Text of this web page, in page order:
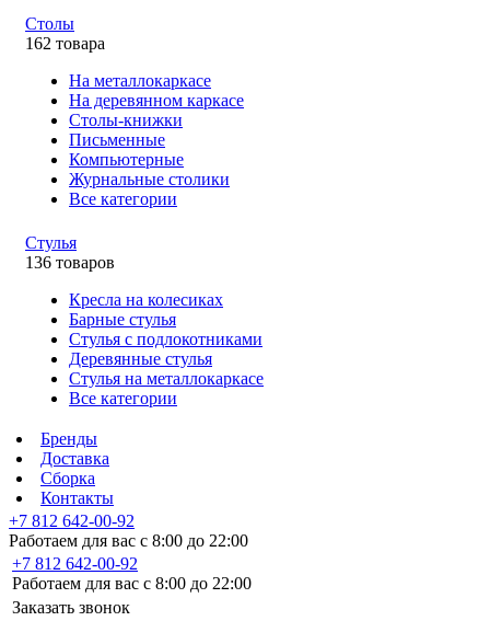
Столы
162 товара
На металлокаркасе
На деревянном каркасе
Столы-книжки
Письменные
Компьютерные
Журнальные столики
Все категории
Стулья
136 товаров
Кресла на колесиках
Барные стулья
Стулья с подлокотниками
Деревянные стулья
Стулья на металлокаркасе
Все категории
Бренды
Доставка
Сборка
Контакты
+7 812 642-00-92
Работаем для вас с 8:00 до 22:00
+7 812 642-00-92
Работаем для вас с 8:00 до 22:00
Заказать звонок